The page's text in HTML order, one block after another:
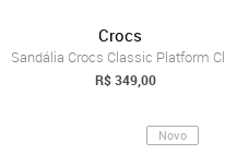
Crocs
R$ 349,00
Novo